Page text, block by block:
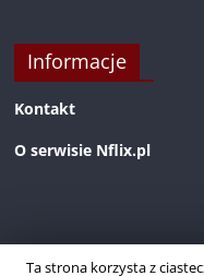
Informacje
Kontakt
O serwisie Nflix.pl
Ta strona korzysta z